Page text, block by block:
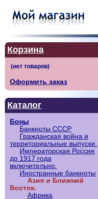
Корзина
Оформить заказ
Каталог
Боны
Банкноты СССР
Гражданская война и
территориальные выпуски.
Императорская Россия
до 1917 года
включительно.
Иностранные банкноты
Азия и Ближний
Восток.
Африка